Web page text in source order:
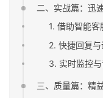
二、实战篇：迅
1. 借助智能
2. 快捷回复
3. 实时监控
三、质量篇：精